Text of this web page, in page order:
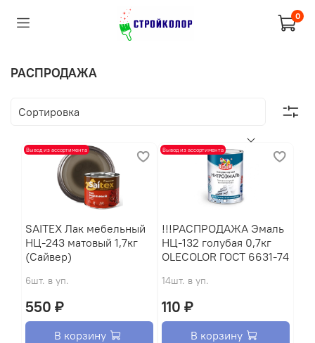
0
РАСПРОДАЖА
Вывод из ассортимента
SAITEX Лак мебельный
НЦ-243 матовый 1,7кг
(Сайвер)
6шт. в уп.
550 ₽
В корзину
Вывод из ассортимента
!!!РАСПРОДАЖА Эмаль
НЦ-132 голубая 0,7кг
OLECOLOR ГОСТ 6631-74
14шт. в уп.
110 ₽
В корзину